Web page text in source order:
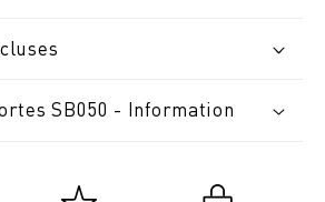
SB050 - Information